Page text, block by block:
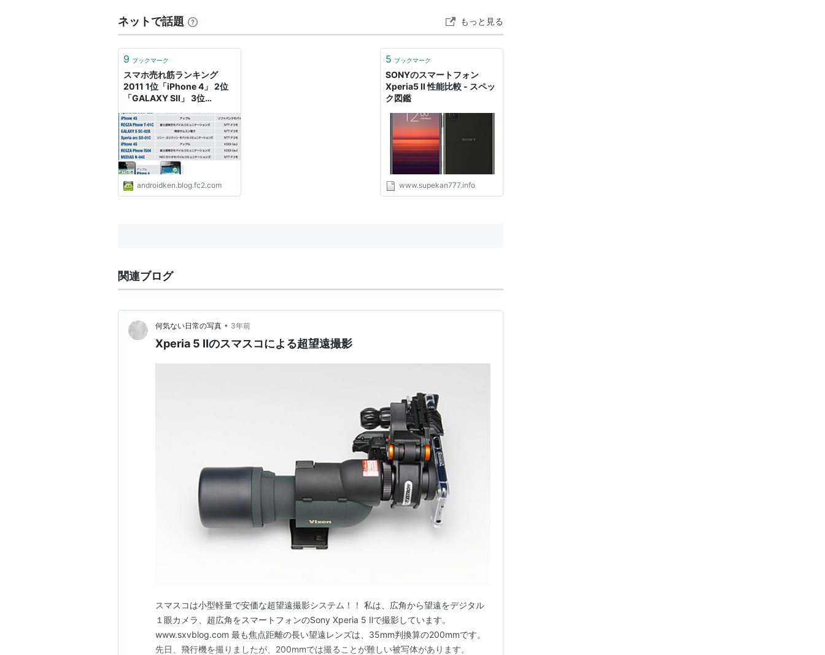
ネットで話題 もっと見る
9 ブックマーク
スマホ売れ筋ランキング
2011 1位「iPhone 4」 2位
「GALAXY SⅡ」 3位
「iPhone 4S」 5位
「REGZA Phone」
androidken.blog.fc2.com
5 ブックマーク
SONYのスマートフォン
Xperia5 Ⅱ 性能比較 - スペッ
ク図鑑
www.supekan777.info
関連ブログ
何気ない日常の写真 • 3年前
Xperia 5 Ⅱのスマスコによる超望遠撮影
スマスコは小型軽量で安価な超望遠撮影システム！！ 私は、広角から望遠をデジタル
１眼カメラ、超広角をスマートフォンのSony Xperia 5 Ⅱで撮影しています。
www.sxvblog.com 最も焦点距離の長い望遠レンズは、35mm判換算の200mmです。
先日、飛行機を撮りましたが、200mmでは撮ることが難しい被写体があります。